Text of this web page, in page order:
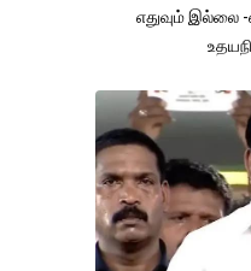
எதுவும் இல்லை